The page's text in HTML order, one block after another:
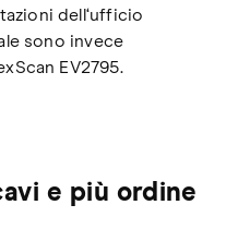
dell‘ufficio
sono invece
EV2795.
e più ordine